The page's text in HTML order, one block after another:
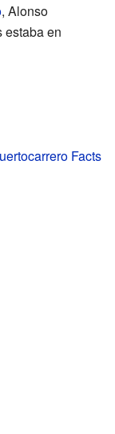
, Alonso
estaba en
Facts